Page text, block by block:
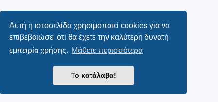
Αυτή η ιστοσελίδα χρησιμοποιεί cookies για να
επιβεβαιώσει ότι θα έχετε την καλύτερη δυνατή
εμπειρία χρήσης. Μάθετε περισσότερα
Το κατάλαβα!